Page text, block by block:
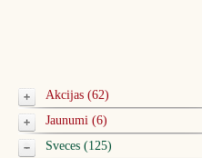
Akcijas (62)
Jaunumi (6)
Sveces (125)